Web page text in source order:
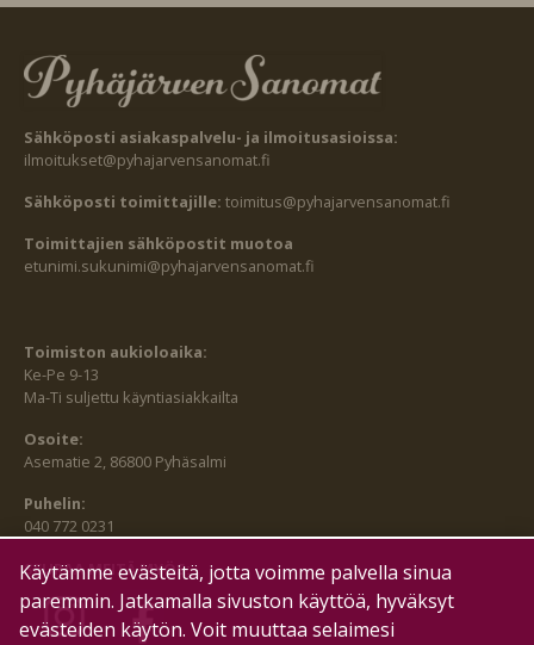
Sähköposti asiakaspalvelu- ja ilmoitusasioissa:
ilmoitukset@pyhajarvensanomat.fi
Sähköposti toimittajille: toimitus@pyhajarvensanomat.fi
Toimittajien sähköpostit muotoa
etunimi.sukunimi@pyhajarvensanomat.fi
Toimiston aukioloaika:
Ke-Pe 9-13
Ma-Ti suljettu käyntiasiakkailta
Osoite:
Asematie 2, 86800 Pyhäsalmi
Puhelin:
040 772 0231
SEURAA MEITÄ MYÖS:
Käytämme evästeitä, jotta voimme palvella sinua
paremmin. Jatkamalla sivuston käyttöä, hyväksyt
evästeiden käytön. Voit muuttaa selaimesi